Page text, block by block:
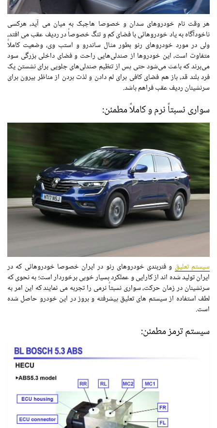
هر وقت نام خودروهای سدان و خصوصا هاچبک به میان می آید، هرکسی
ناخودآگاه به یاد خودروهائی با فضای کم و تنگ خصوصاً در ردیف عقب می افتد،
ولی در مورد خودروهای رنو بطور مثال ساندرو و استپ وی، وضعیت کاملاً
متفاوت است، این خودروها از صندلی‌هایی راحت و فضای داخلی بزرگی سود
می‌برند که باعث می‌شود حتی پس از تنظیم صندلی‌های جلویی برای نشستن یک
فرد بلند قد، باز هم فضای کافی برای لم دادن و لذت بردن از مناظر بیرون برای
سرنشینان ردیف عقب فراهم باشد.
سواری نسبتاً نرم و کاملاً مطمئن:
سیستم تعلیق و فنربندی خودروهای رنو در ایران خصوصا خودروهائی که در
ایران تولید شده اند از کارایی و عملکرد بسیار خوبی برخوردار است؛ به نحوی که
سرنشینان در زمان حرکت، سواری نسبتاً نرمی را تجربه می نمایند که این امر به
لطف استفاده از سیستم های تعلیق پیشرفته و بروز در این خودرو حاصل شده
است.
سیستم ترمز مطمئن: